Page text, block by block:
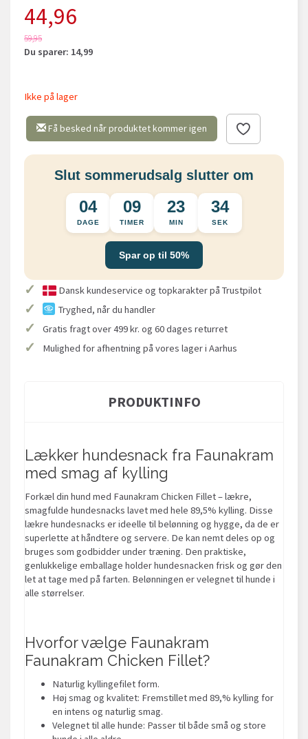
44,96
59,95
Du sparer: 14,99
Ikke på lager
Få besked når produktet kommer igen
Slut sommerudsalg slutter om
04
DAGE
09
TIMER
23
MIN
33
SEK
Spar op til 50%
✓ Dansk kundeservice og topkarakter på Trustpilot
✓ Tryghed, når du handler
✓ Gratis fragt over 499 kr. og 60 dages returret
✓ Mulighed for afhentning på vores lager i Aarhus
PRODUKTINFO
Lækker hundesnack fra Faunakram
med smag af kylling
Forkæl din hund med Faunakram Chicken Fillet – lækre,
smagfulde hundesnacks lavet med hele 89,5% kylling. Disse
lækre hundesnacks er ideelle til belønning og hygge, da de er
superlette at håndtere og servere. De kan nemt deles op og
bruges som godbidder under træning. Den praktiske,
genlukkelige emballage holder hundesnacken frisk og gør den
let at tage med på farten. Belønningen er velegnet til hunde i
alle størrelser.
Hvorfor vælge Faunakram
Faunakram Chicken Fillet?
Naturlig kyllingefilet form.
Høj smag og kvalitet: Fremstillet med 89,% kylling for
en intens og naturlig smag.
Velegnet til alle hunde: Passer til både små og store